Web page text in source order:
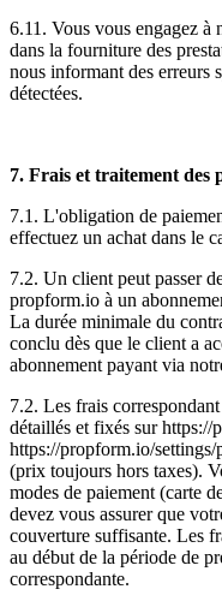
6.11. Vous vous engagez à
dans la fourniture des
nous informant des erreurs
détectées.
7. Frais et traitement des
7.1. L'obligation de
effectuez un achat dans le
7.2. Un client peut passer
propform.io à un
La durée minimale du
conclu dès que le client a
abonnement payant via
7.2. Les frais
détaillés et fixés sur
https://propform.io/
(prix toujours hors taxes).
modes de paiement (carte
devez vous assurer que
couverture suffisante. Les
au début de la période de
correspondante.